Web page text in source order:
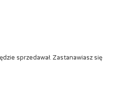
sprzedawał. Zastanawiasz się